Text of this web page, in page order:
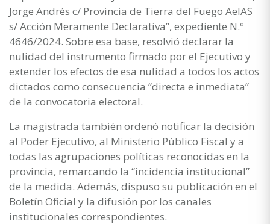
Jorge Andrés c/ Provincia de Tierra del Fuego AeIAS
s/ Acción Meramente Declarativa”, expediente N.º
4646/2024. Sobre esa base, resolvió declarar la
nulidad del instrumento firmado por el Ejecutivo y
extender los efectos de esa nulidad a todos los actos
dictados como consecuencia “directa e inmediata”
de la convocatoria electoral.
La magistrada también ordenó notificar la decisión
al Poder Ejecutivo, al Ministerio Público Fiscal y a
todas las agrupaciones políticas reconocidas en la
provincia, remarcando la “incidencia institucional”
de la medida. Además, dispuso su publicación en el
Boletín Oficial y la difusión por los canales
institucionales correspondientes.